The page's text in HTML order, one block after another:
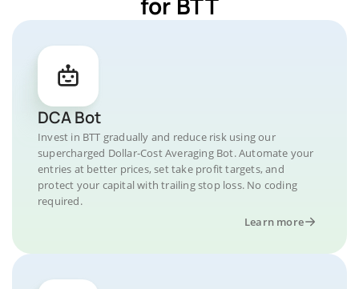
DCA Bot
Invest in BTT gradually and reduce risk using our
supercharged Dollar-Cost Averaging Bot. Automate your
entries at better prices, set take profit targets, and
protect your capital with trailing stop loss. No coding
required.
Learn more